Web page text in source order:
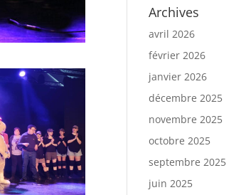
Archives
avril 2026
février 2026
janvier 2026
décembre 2025
novembre 2025
octobre 2025
septembre 2025
juin 2025